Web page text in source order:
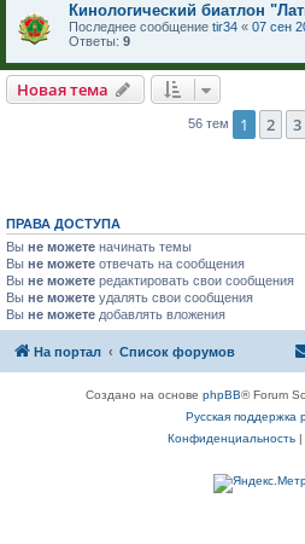
Кинологический биатлон
Последнее сообщение tir34 « 07 сен
Ответы: 9
Новая тема
56 тем 1 2 3
ПРАВА ДОСТУПА
Вы не можете начинать темы
Вы не можете отвечать на сообщения
Вы не можете редактировать свои сообщения
Вы не можете удалять свои сообщения
Вы не можете добавлять вложения
На портал Список форумов
Создано на основеphpBB® Forum
Русская поддержка
Конфиденциальность